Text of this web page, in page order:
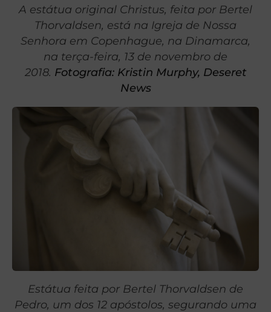
A estátua original Christus, feita por Bertel
Thorvaldsen, está na Igreja de Nossa
Senhora em Copenhague, na Dinamarca,
na terça-feira, 13 de novembro de
2018. Fotografia: Kristin Murphy, Deseret
News
Estátua feita por Bertel Thorvaldsen de
Pedro, um dos 12 apóstolos, segurando uma